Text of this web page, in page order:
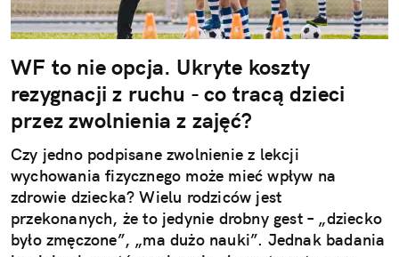
WF to nie opcja. Ukryte koszty
rezygnacji z ruchu - co tracą dzieci
przez zwolnienia z zajęć?
Czy jedno podpisane zwolnienie z lekcji
wychowania fizycznego może mieć wpływ na
zdrowie dziecka? Wielu rodziców jest
przekonanych, że to jedynie drobny gest – „dziecko
było zmęczone”, „ma dużo nauki”. Jednak badania